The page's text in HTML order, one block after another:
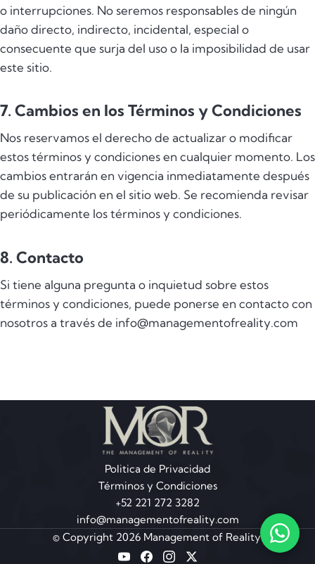
o interrupciones. No seremos responsables de ningún
daño directo, indirecto, incidental, especial o
consecuente que surja del uso o la imposibilidad de usar
este sitio.
7. Cambios en los Términos y Condiciones
Nos reservamos el derecho de actualizar o modificar
estos términos y condiciones en cualquier momento. Los
cambios entrarán en vigencia inmediatamente después
de su publicación en el sitio web. Se recomienda revisar
periódicamente los términos y condiciones.
8. Contacto
Si tiene alguna pregunta o inquietud sobre estos
términos y condiciones, puede ponerse en contacto con
nosotros a través de info@managementofreality.com
Politica de Privacidad
Términos y Condiciones
+52 221 272 3282
info@managementofreality.com
© Copyright 2026 Management of Reality.